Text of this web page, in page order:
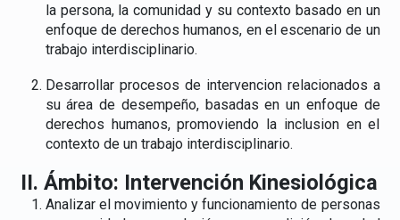
la persona, la comunidad y su contexto basado en un
enfoque de derechos humanos, en el escenario de un
trabajo interdisciplinario.
Desarrollar procesos de intervencion relacionados a
su área de desempeño, basadas en un enfoque de
derechos humanos, promoviendo la inclusion en el
contexto de un trabajo interdisciplinario.
II. Ámbito: Intervención Kinesiológica
Analizar el movimiento y funcionamiento de personas